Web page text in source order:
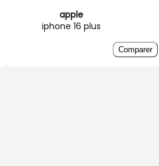
apple
iphone 16 plus
Comparer